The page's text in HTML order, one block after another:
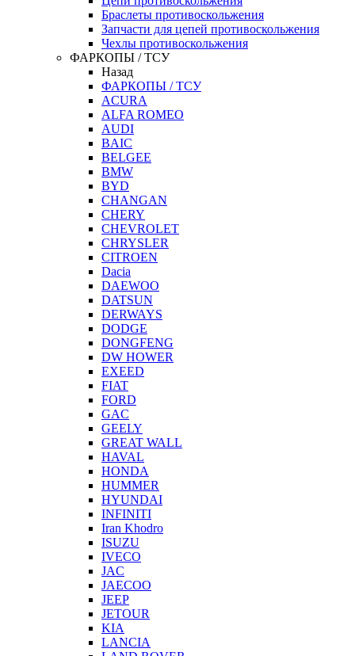
Браслеты противоскольжения
Запчасти для цепей противоскольжения
Чехлы противоскольжения
ФАРКОПЫ / ТСУ
Назад
ФАРКОПЫ / ТСУ
ACURA
ALFA ROMEO
AUDI
BAIC
BELGEE
BMW
BYD
CHANGAN
CHERY
CHEVROLET
CHRYSLER
CITROEN
Dacia
DAEWOO
DATSUN
DERWAYS
DODGE
DONGFENG
DW HOWER
EXEED
FIAT
FORD
GAC
GEELY
GREAT WALL
HAVAL
HONDA
HUMMER
HYUNDAI
INFINITI
Iran Khodro
ISUZU
IVECO
JAC
JAECOO
JEEP
JETOUR
KIA
LANCIA